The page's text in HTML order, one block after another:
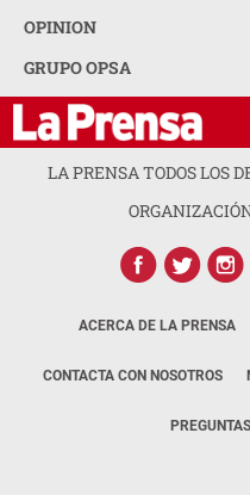
OPINION
GRUPO OPSA
LA PRENSA TODOS LOS
ACERCA DE LA PRENSA
CONTACTA CON NOSOTROS